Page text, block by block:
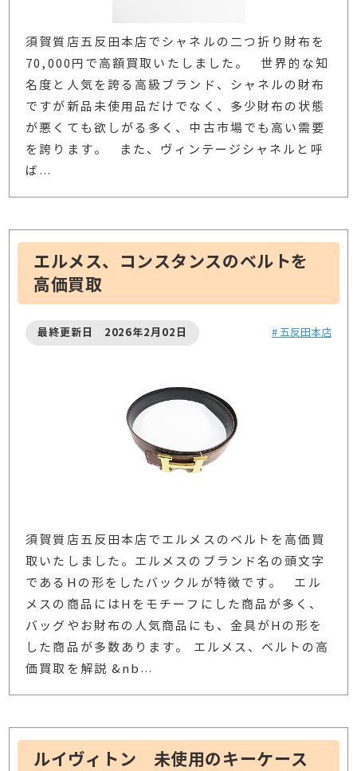
須賀質店五反田本店でシャネルの二つ折り財布を
70,000円で高額買取いたしました。 世界的な知
名度と人気を誇る高級ブランド、シャネルの財布
ですが新品未使用品だけでなく、多少財布の状態
が悪くても欲しがる多く、中古市場でも高い需要
を誇ります。 また、ヴィンテージシャネルと呼
ば …
エルメス、コンスタンスのベルトを
高価買取
最終更新日 2026年2月02日 # 五反田本店
須賀質店五反田本店でエルメスのベルトを高価買
取いたしました。エルメスのブランド名の頭文字
であるHの形をしたバックルが特徴です。 エル
メスの商品にはHをモチーフにした商品が多く、
バッグやお財布の人気商品にも、金具がHの形を
した商品が多数あります。 エルメス、ベルトの高
価買取を解説 &nb …
ルイヴィトン 未使用のキーケース